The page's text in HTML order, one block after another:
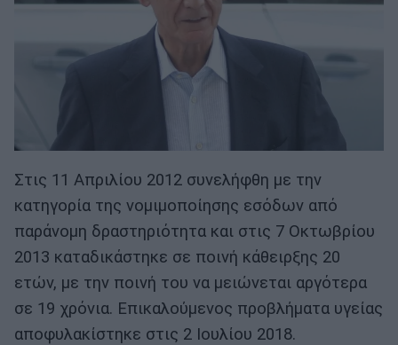
Στις 11 Απριλίου 2012 συνελήφθη με την
κατηγορία της νομιμοποίησης εσόδων από
παράνομη δραστηριότητα και στις 7 Οκτωβρίου
2013 καταδικάστηκε σε ποινή κάθειρξης 20
ετών, με την ποινή του να μειώνεται αργότερα
σε 19 χρόνια. Επικαλούμενος προβλήματα υγείας
αποφυλακίστηκε στις 2 Ιουλίου 2018.